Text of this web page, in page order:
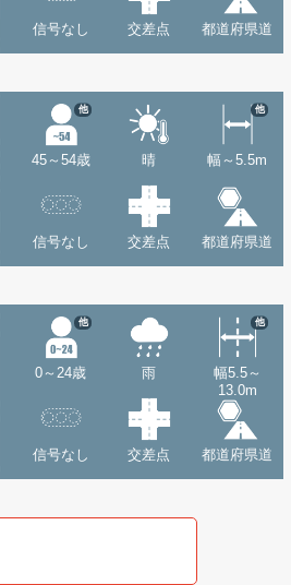
信号なし 交差点 都道府県道
45～54歳
他
晴 幅～5.5m
他
信号なし 交差点 都道府県道
0～24歳
他
雨
幅5.5～
13.0m
他
信号なし 交差点 都道府県道